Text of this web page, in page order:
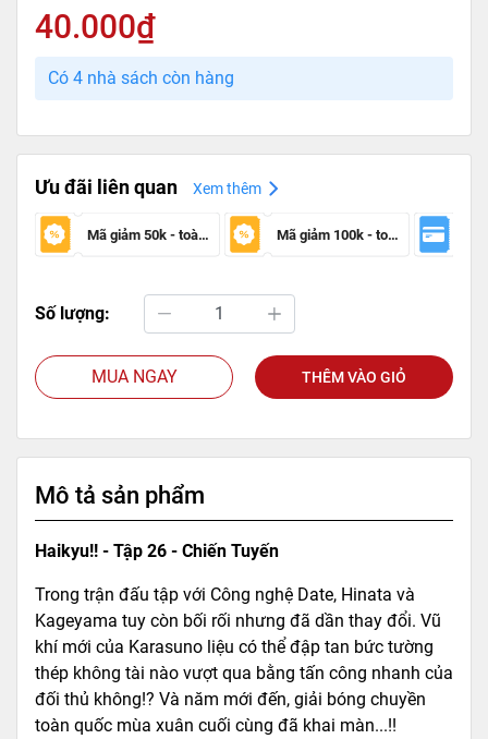
40.000₫
Có 4 nhà sách còn hàng
Ưu đãi liên quan Xem thêm
Mã giảm 50k - toàn sàn Mã giảm 100k - toàn sàn
Số lượng:
MUA NGAY THÊM VÀO GIỎ
Mô tả sản phẩm
Haikyu!! - Tập 26 - Chiến Tuyến
Trong trận đấu tập với Công nghệ Date, Hinata và
Kageyama tuy còn bối rối nhưng đã dần thay đổi. Vũ
khí mới của Karasuno liệu có thể đập tan bức tường
thép không tài nào vượt qua bằng tấn công nhanh của
đối thủ không!? Và năm mới đến, giải bóng chuyền
toàn quốc mùa xuân cuối cùng đã khai màn...!!